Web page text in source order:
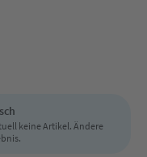
keine Artikel. Ändere